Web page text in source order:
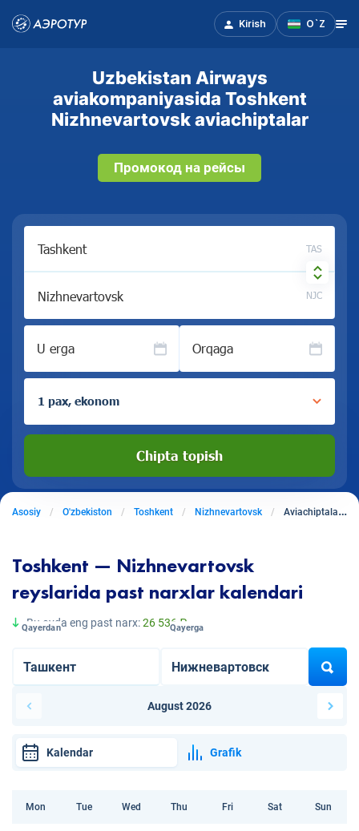
Kirish O`Z
Uzbekistan Airways
aviakompaniyasida Toshkent
Nizhnevartovsk aviachiptalar
Промокод на рейсы
TAS
NJC
U erga Orqaga
1 pax, ekonom
Chipta topish
Asosiy O'zbekiston Toshkent Nizhnevartovsk Aviachiptalar Toshkentdan Nizhnevartovskga
Toshkent — Nizhnevartovsk
reyslarida past narxlar kalendari
Bu oyda eng past narx:26 536 ₽
Qayerdan Qayerga
August 2026
Kalendar Grafik
Mon Tue Wed Thu Fri Sat Sun